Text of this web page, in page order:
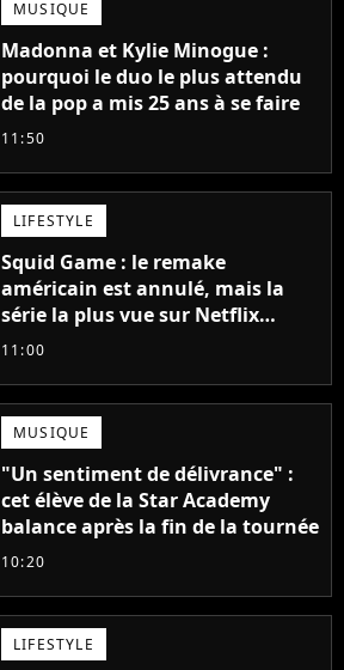
MUSIQUE
Madonna et Kylie Minogue :
pourquoi le duo le plus attendu
de la pop a mis 25 ans à se faire
11:50
LIFESTYLE
Squid Game : le remake
américain est annulé, mais la
série la plus vue sur Netflix
pourrait avoir une version
11:00
MUSIQUE
"Un sentiment de délivrance" :
cet élève de la Star Academy
balance après la fin de la tournée
10:20
LIFESTYLE